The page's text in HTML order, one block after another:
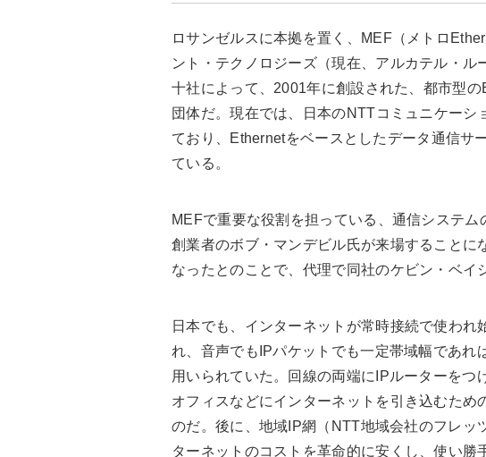
ロサンゼルスに本拠を置く、MEF（メトロ
ント・テクノロジーズ（現在、アルカテル・ル
十社によって、2001年に創設された、都市型
団体だ。現在では、日本のNTTコミュニケーシ
ており、Ethernetをベースとしたデータ通信サ
ている。
MEFで重要な役割を担っている、通信システ
創業者のボブ・マンデビル氏が来場することに
なったとのことで、代理で同社のケビン・ベイ
日本でも、インターネットが常時接続で使わ
れ、音声でもIPパケットでも一定帯域幅であれ
用いられていた。回線の両端にIPルーターをつ
オフィスなどにインターネットを引き込むため
のだ。後に、地域IP網（NTT地域会社のフレッ
ターネットのコストを革命的に安くし、使い勝